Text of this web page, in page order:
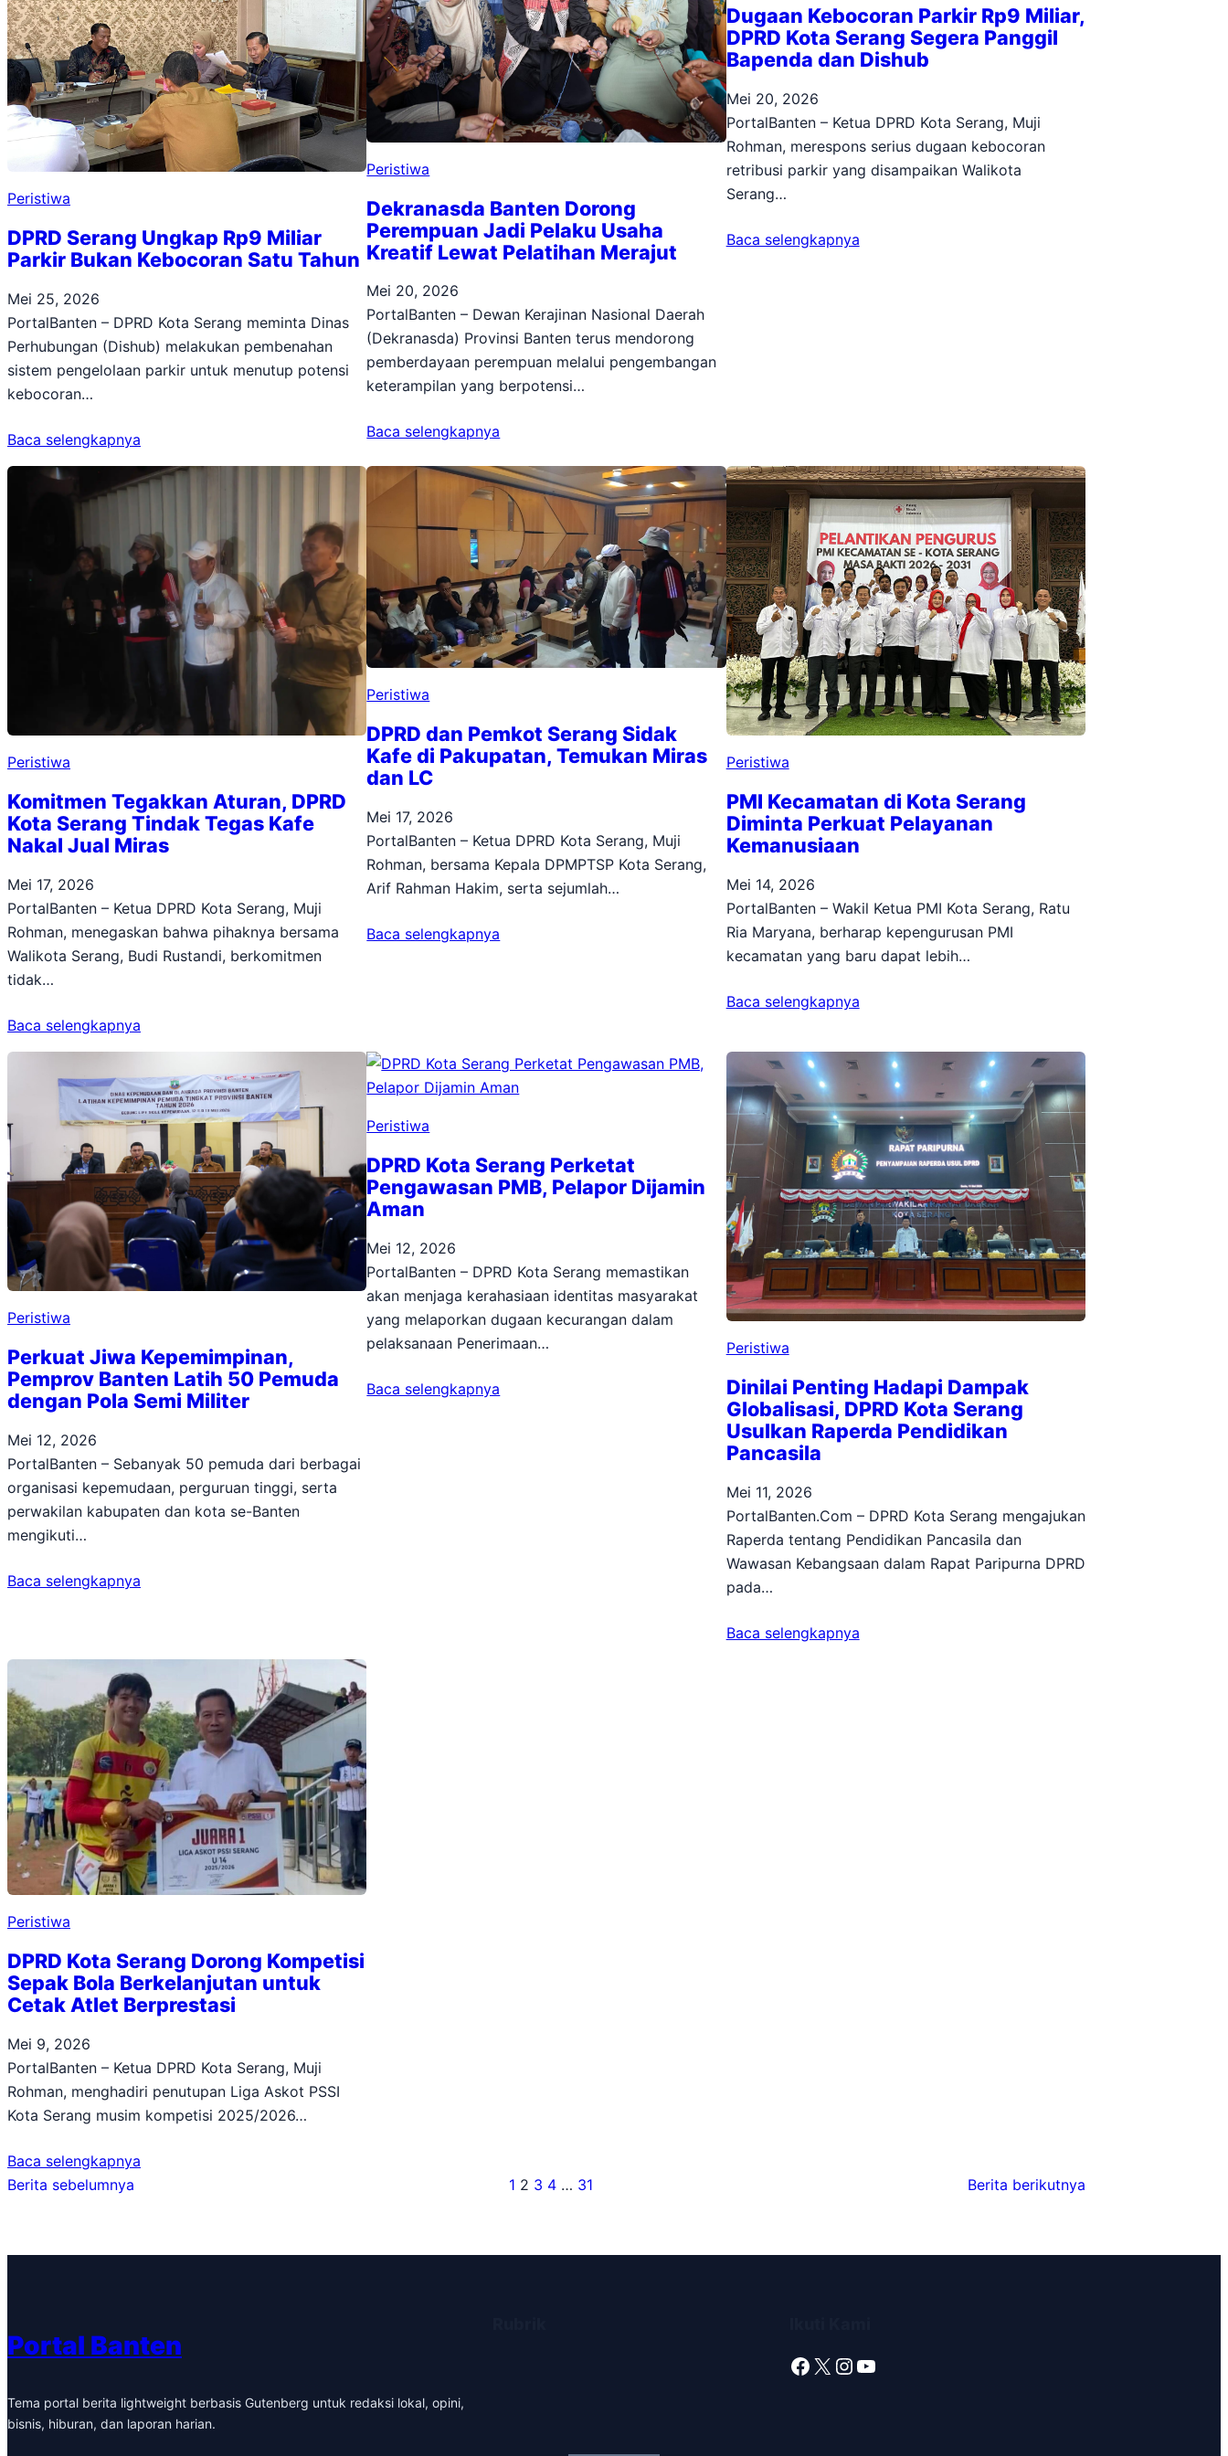
Peristiwa
DPRD Serang Ungkap Rp9 Miliar
Parkir Bukan Kebocoran Satu Tahun
Mei 25, 2026
PortalBanten – DPRD Kota Serang meminta Dinas
Perhubungan (Dishub) melakukan pembenahan
sistem pengelolaan parkir untuk menutup potensi
kebocoran…
Baca selengkapnya
Peristiwa
Dekranasda Banten Dorong
Perempuan Jadi Pelaku Usaha
Kreatif Lewat Pelatihan Merajut
Mei 20, 2026
PortalBanten – Dewan Kerajinan Nasional Daerah
(Dekranasda) Provinsi Banten terus mendorong
pemberdayaan perempuan melalui pengembangan
keterampilan yang berpotensi…
Baca selengkapnya
Dugaan Kebocoran Parkir Rp9 Miliar,
DPRD Kota Serang Segera Panggil
Bapenda dan Dishub
Mei 20, 2026
PortalBanten – Ketua DPRD Kota Serang, Muji
Rohman, merespons serius dugaan kebocoran
retribusi parkir yang disampaikan Walikota
Serang…
Baca selengkapnya
Peristiwa
Komitmen Tegakkan Aturan, DPRD
Kota Serang Tindak Tegas Kafe
Nakal Jual Miras
Mei 17, 2026
PortalBanten – Ketua DPRD Kota Serang, Muji
Rohman, menegaskan bahwa pihaknya bersama
Walikota Serang, Budi Rustandi, berkomitmen
tidak…
Baca selengkapnya
Peristiwa
DPRD dan Pemkot Serang Sidak
Kafe di Pakupatan, Temukan Miras
dan LC
Mei 17, 2026
PortalBanten – Ketua DPRD Kota Serang, Muji
Rohman, bersama Kepala DPMPTSP Kota Serang,
Arif Rahman Hakim, serta sejumlah…
Baca selengkapnya
Peristiwa
PMI Kecamatan di Kota Serang
Diminta Perkuat Pelayanan
Kemanusiaan
Mei 14, 2026
PortalBanten – Wakil Ketua PMI Kota Serang, Ratu
Ria Maryana, berharap kepengurusan PMI
kecamatan yang baru dapat lebih…
Baca selengkapnya
Peristiwa
Perkuat Jiwa Kepemimpinan,
Pemprov Banten Latih 50 Pemuda
dengan Pola Semi Militer
Mei 12, 2026
PortalBanten – Sebanyak 50 pemuda dari berbagai
organisasi kepemudaan, perguruan tinggi, serta
perwakilan kabupaten dan kota se-Banten
mengikuti…
Baca selengkapnya
Peristiwa
DPRD Kota Serang Perketat
Pengawasan PMB, Pelapor Dijamin
Aman
Mei 12, 2026
PortalBanten – DPRD Kota Serang memastikan
akan menjaga kerahasiaan identitas masyarakat
yang melaporkan dugaan kecurangan dalam
pelaksanaan Penerimaan…
Baca selengkapnya
Peristiwa
Dinilai Penting Hadapi Dampak
Globalisasi, DPRD Kota Serang
Usulkan Raperda Pendidikan
Pancasila
Mei 11, 2026
PortalBanten.Com – DPRD Kota Serang mengajukan
Raperda tentang Pendidikan Pancasila dan
Wawasan Kebangsaan dalam Rapat Paripurna DPRD
pada…
Baca selengkapnya
Peristiwa
DPRD Kota Serang Dorong Kompetisi
Sepak Bola Berkelanjutan untuk
Cetak Atlet Berprestasi
Mei 9, 2026
PortalBanten – Ketua DPRD Kota Serang, Muji
Rohman, menghadiri penutupan Liga Askot PSSI
Kota Serang musim kompetisi 2025/2026…
Baca selengkapnya
Berita sebelumnya
1 2 3 4 … 31 Berita berikutnya
Portal Banten
Tema portal berita lightweight berbasis Gutenberg untuk redaksi lokal, opini,
bisnis, hiburan, dan laporan harian.
Facebook X Instagram YouTube